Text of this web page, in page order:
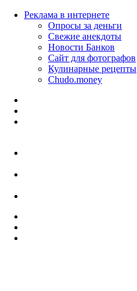
Реклама в интернете
Опросы за деньги
Свежие анекдоты
Новости Банков
Сайт для фотографов
Кулинарные рецепты
Chudo.money